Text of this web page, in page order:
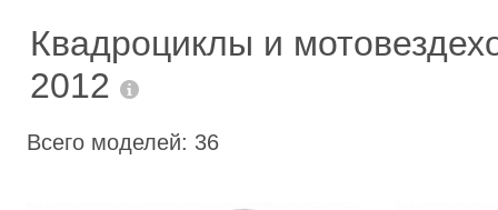
Квадроциклы и
2012
Всего моделей: 36